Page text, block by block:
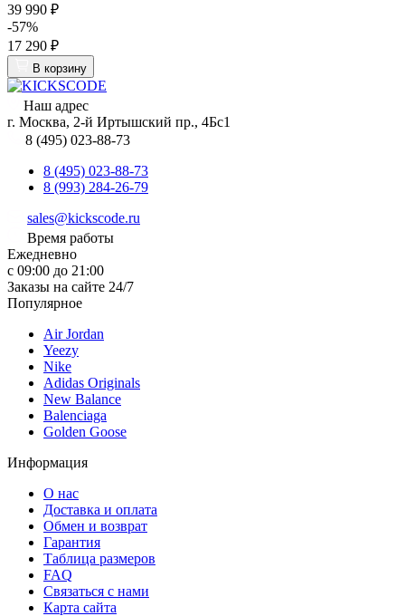
39 990 ₽
-57%
17 290 ₽
В корзину
Наш адрес
г. Москва, 2-й Иртышский пр., 4Бс1
8 (495) 023-88-73
8 (495) 023-88-73
8 (993) 284-26-79
sales@kickscode.ru
Время работы
Ежедневно
с 09:00 до 21:00
Заказы на сайте 24/7
Популярное
Air Jordan
Yeezy
Nike
Adidas Originals
New Balance
Balenciaga
Golden Goose
Информация
О нас
Доставка и оплата
Обмен и возврат
Гарантия
Таблица размеров
FAQ
Связаться с нами
Карта сайта